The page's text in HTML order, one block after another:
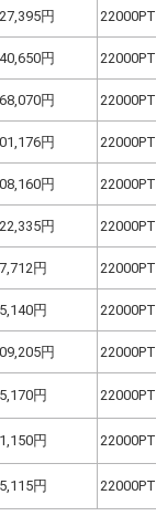
円 22000PT
円 22000PT
円 22000PT
円 22000PT
円 22000PT
円 22000PT
円 22000PT
円 22000PT
円 22000PT
円 22000PT
円 22000PT
円 22000PT